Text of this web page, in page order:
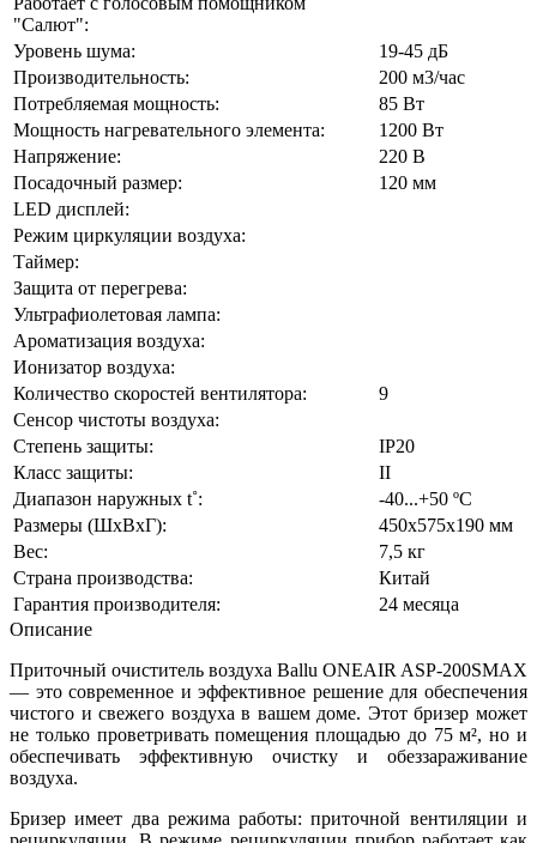
"Салют":
Уровень шума:
19-45 дБ
Производительность:
200 м3/час
Потребляемая мощность:
85 Вт
Мощность нагревательного элемента:
1200 Вт
Напряжение:
220 В
Посадочный размер:
120 мм
LED дисплей:
Режим циркуляции воздуха:
Таймер:
Защита от перегрева:
Ультрафиолетовая лампа:
Ароматизация воздуха:
Ионизатор воздуха:
Количество скоростей вентилятора:
9
Сенсор чистоты воздуха:
Степень защиты:
IP20
Класс защиты:
II
Диапазон наружных t˚:
-40...+50 ºС
Размеры (ШхВхГ):
450х575х190 мм
Вес:
7,5 кг
Страна производства:
Китай
Гарантия производителя:
24 месяца
Описание
Приточный очиститель воздуха Ballu ONEAIR ASP-200SMAX
— это современное и эффективное решение для обеспечения
чистого и свежего воздуха в вашем доме. Этот бризер может
не только проветривать помещения площадью до 75 м², но и
обеспечивать эффективную очистку и обеззараживание
воздуха.
Бризер имеет два режима работы: приточной вентиляции и